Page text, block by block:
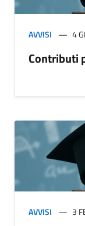
AVVISI 4
Contributi
AVVISI 3